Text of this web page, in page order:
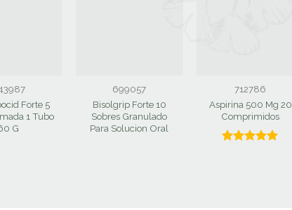
Forte 5
1 Tubo
G
699057
Bisolgrip Forte 10
Sobres Granulado
Para Solucion Oral
712786
Aspirina 500 Mg 20
Comprimidos